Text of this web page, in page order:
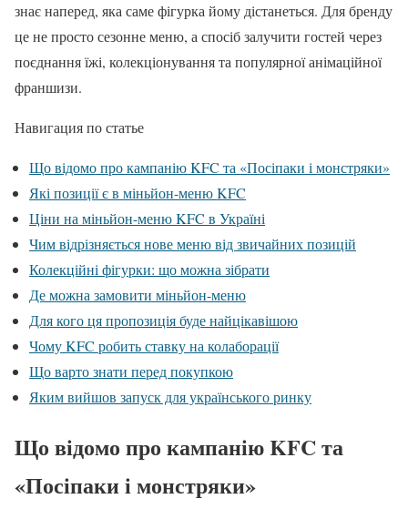
знає наперед, яка саме фігурка йому дістанеться. Для бренду
це не просто сезонне меню, а спосіб залучити гостей через
поєднання їжі, колекціонування та популярної анімаційної
франшизи.
Навигация по статье
Що відомо про кампанію KFC та «Посіпаки і монстряки»
Які позиції є в міньйон-меню KFC
Ціни на міньйон-меню KFC в Україні
Чим відрізняється нове меню від звичайних позицій
Колекційні фігурки: що можна зібрати
Де можна замовити міньйон-меню
Для кого ця пропозиція буде найцікавішою
Чому KFC робить ставку на колаборації
Що варто знати перед покупкою
Яким вийшов запуск для українського ринку
Що відомо про кампанію KFC та
«Посіпаки і монстряки»